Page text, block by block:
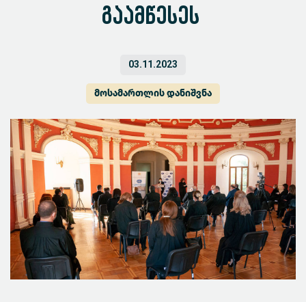
გაამწესეს
03.11.2023
მოსამართლის დანიშვნა